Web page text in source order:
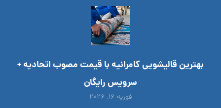
بهترین قالیشویی کامرانیه با قیمت مصوب اتحادیه +
سرویس رایگان
فوریه ۱۶, ۲۰۲۶